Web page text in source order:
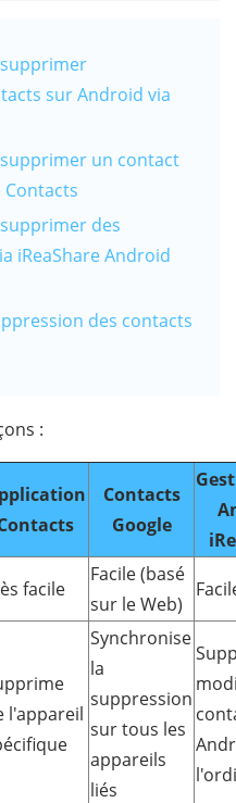
sur Android via
un contact
des
iReaShare Android
des contacts
:
Contacts
Google
facile
Facile (basé
sur le Web)
l'appareil
Synchronise
la
suppression
sur tous les
appareils
liés